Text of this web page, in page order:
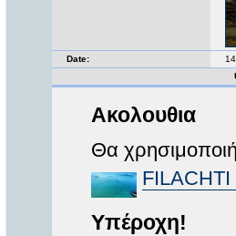
Date:
Ακολουθια
Θα
Υπέροχη!